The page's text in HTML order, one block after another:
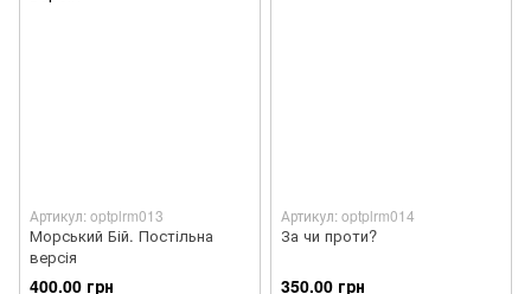
Артикул: optplrm013
Морський Бій. Постільна
версія
400.00 грн
Артикул: optplrm014
За чи проти?
350.00 грн